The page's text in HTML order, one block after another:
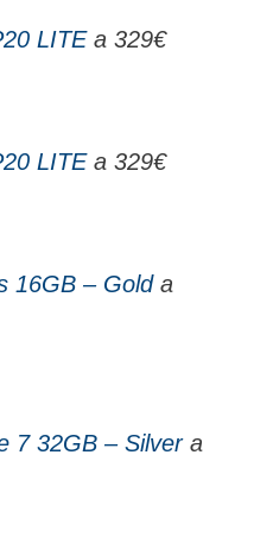
LITEa 329€
LITEa 329€
16GB – Golda
7 32GB – Silvera